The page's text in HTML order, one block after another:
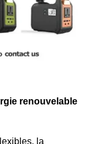
renouvelable
la